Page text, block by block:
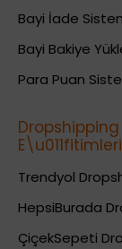
Bayi İade
Bayi Bakiye
Para Puan
E\u011fitimleri
Trendyol
HepsiBurada
ÇiçekSepeti